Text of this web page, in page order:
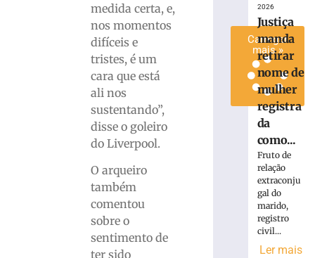
medida certa, e,
nos momentos
difíceis e
tristes, é um
cara que está
ali nos
sustentando”,
disse o goleiro
do Liverpool.
O arqueiro
também
comentou
sobre o
sentimento de
ter sido
Carregar
mais »
2026
Justiça
manda
retirar
nome de
mulher
registra
da
como...
Fruto de
relação
extraconju
gal do
marido,
registro
civil...
Ler mais